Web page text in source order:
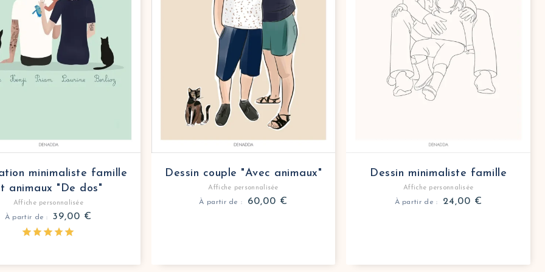
minimaliste famille
animaux "De dos"
Affiche personnalisée
À partir de : 39,00 €
Dessin couple "Avec animaux"
Affiche personnalisée
À partir de : 60,00 €
Dessin minimaliste famille
Affiche personnalisée
À partir de : 24,00 €